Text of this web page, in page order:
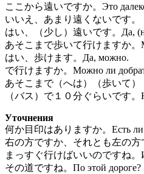
ここから遠いですか。Это
いいえ、あまり遠くないです。
はい、（少し）遠いです。Да,
あそこまで歩いて行けますか。
はい、歩けます。Да, можно.
で行けますか。Можно ли
あそこまで（へは）（歩いて）
（バス）で１０分ぐらいです。
Уточнения
何か目印はありますか。Есть ли
右の方ですか、それとも左の方
まっすぐ行けばいいのですね。
その道ですね。По этой дороге?